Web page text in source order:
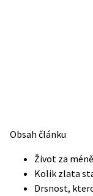
Obsah článku
Život za
Kolik zlata
Drsnost,